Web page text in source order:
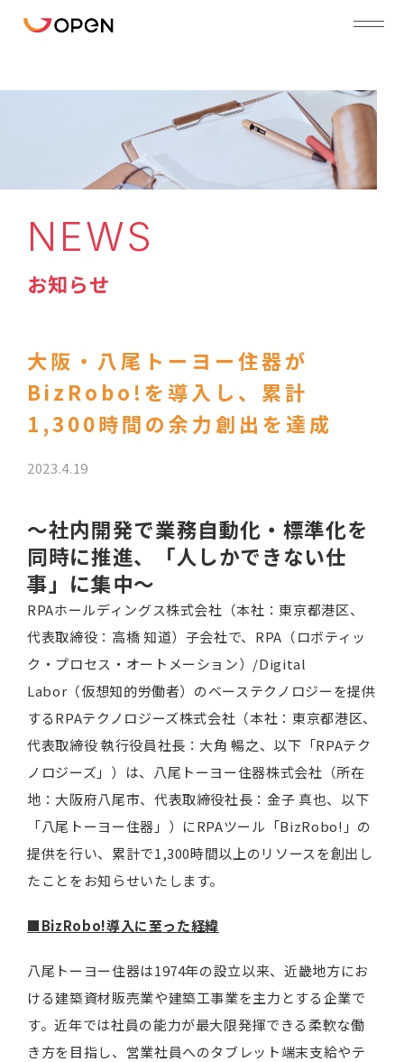
NEWS
お知らせ
大阪・八尾トーヨー住器が
BizRobo!を導入し、累計
1,300時間の余力創出を達成
2023.4.19
～社内開発で業務自動化・標準化を
同時に推進、「人しかできない仕
事」に集中～
RPAホールディングス株式会社（本社：東京都港区、
代表取締役：高橋 知道）子会社で、RPA（ロボティッ
ク・プロセス・オートメーション）/Digital
Labor（仮想知的労働者）のベーステクノロジーを提供
するRPAテクノロジーズ株式会社（本社：東京都港区、
代表取締役 執行役員社長：大角 暢之、以下「RPAテク
ノロジーズ」）は、八尾トーヨー住器株式会社（所在
地：大阪府八尾市、代表取締役社長：金子 真也、以下
「八尾トーヨー住器」）にRPAツール「BizRobo!」の
提供を行い、累計で1,300時間以上のリソースを創出し
たことをお知らせいたします。
■BizRobo!導入に至った経緯
八尾トーヨー住器は1974年の設立以来、近畿地方にお
ける建築資材販売業や建築工事業を主力とする企業で
す。近年では社員の能力が最大限発揮できる柔軟な働
き方を目指し、営業社員へのタブレット端末支給やテ